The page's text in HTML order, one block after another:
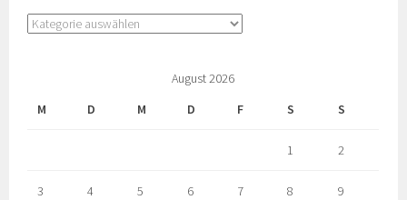
August 2026
M
D M D F S S
1 2
3 4 5 6 7 8 9